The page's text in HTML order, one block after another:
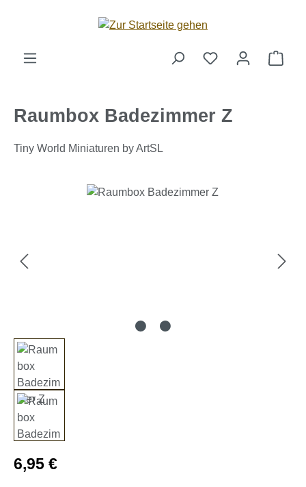
Zum Hauptinhalt springen
Raumbox Badezimmer Z
Tiny World Miniaturen by ArtSL
Bildergalerie überspringen
Regulärer Preis:
6,95 €